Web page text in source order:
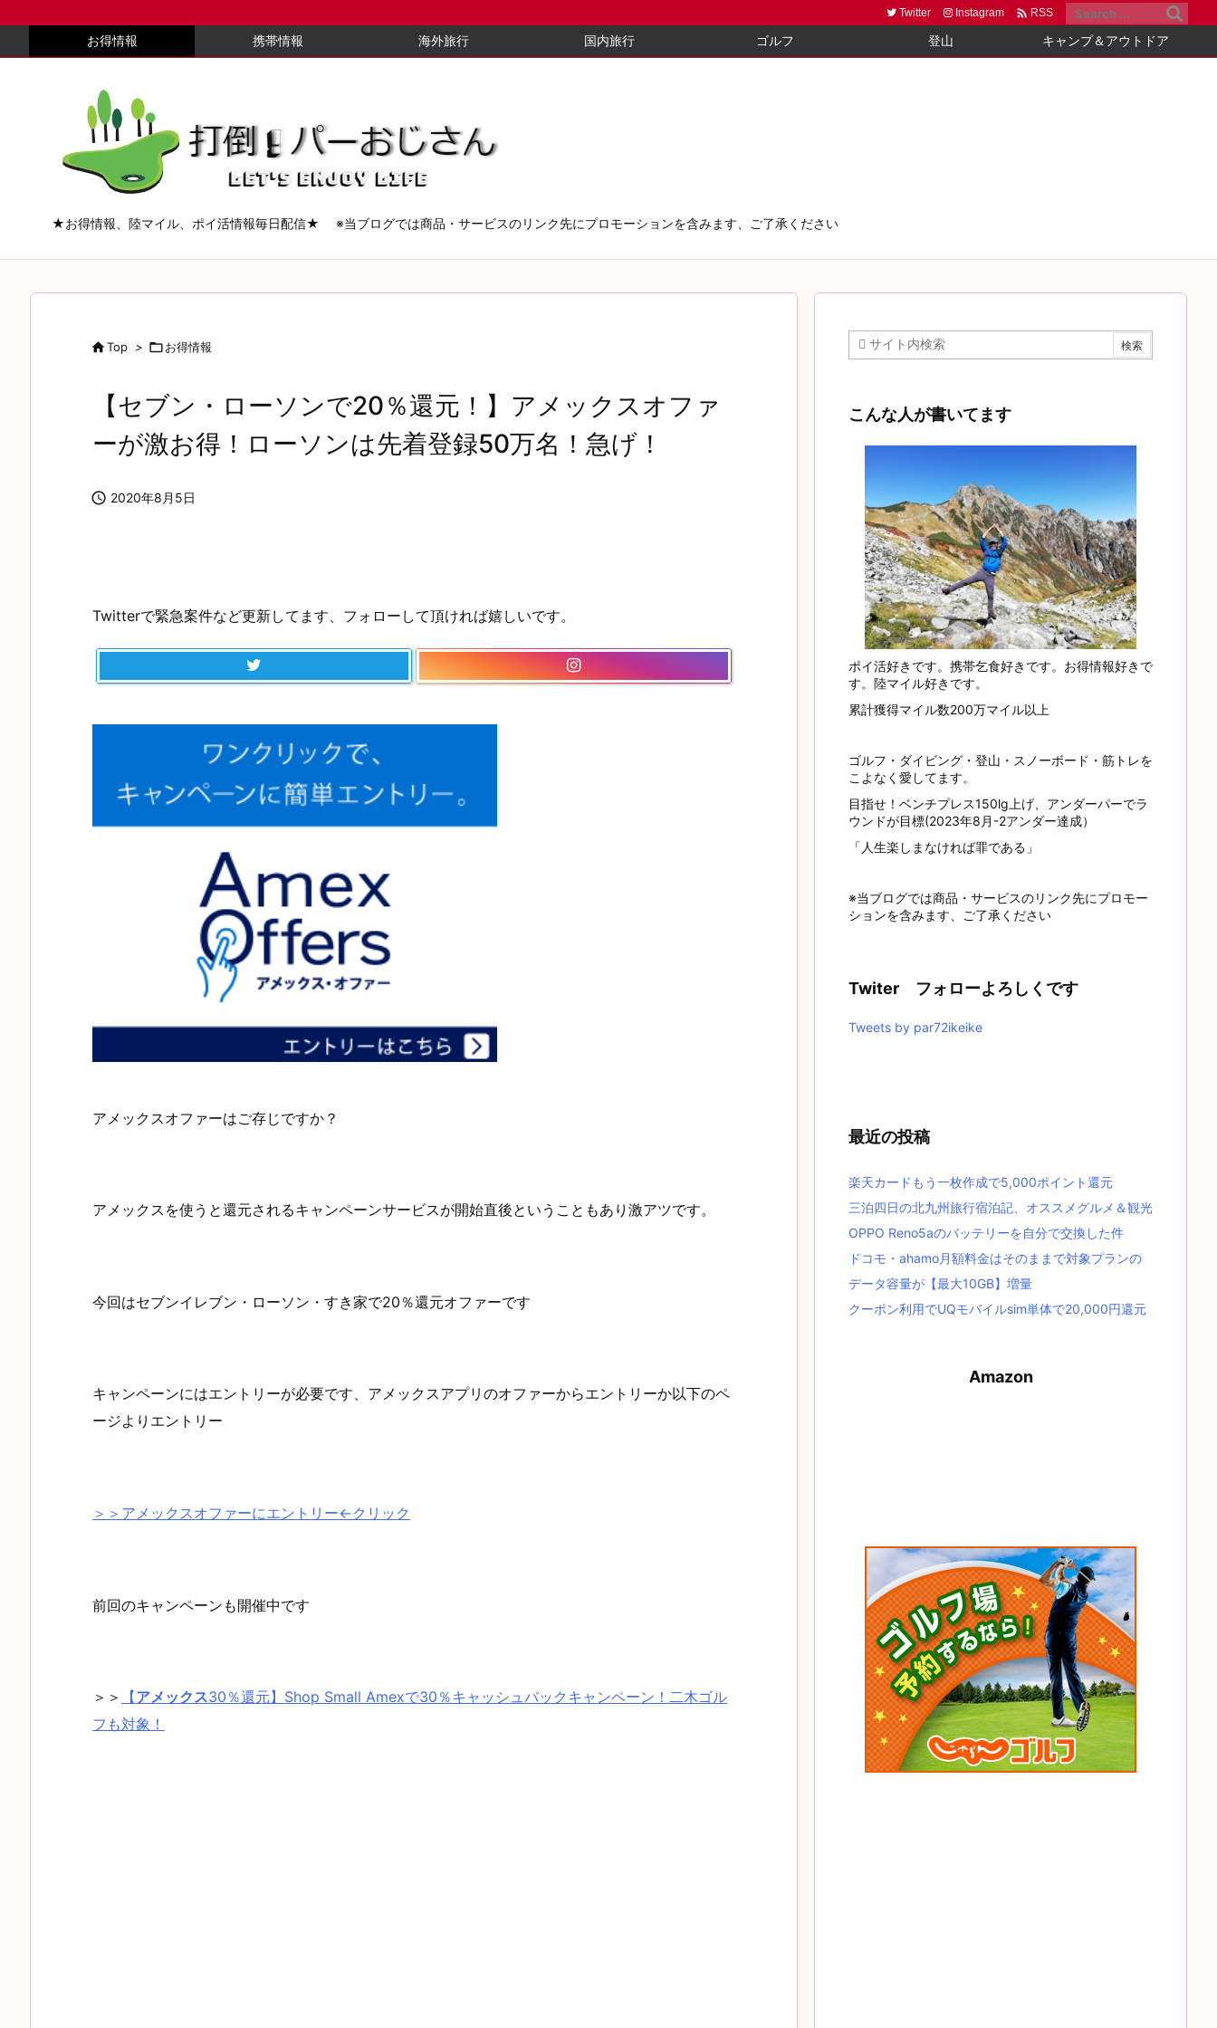
お得情報 携帯情報 海外旅行 国内旅行 ゴルフ 登山 キャンプ＆アウトドア
Twitter Instagram  RSS
★お得情報、陸マイル、ポイ活情報毎日配信★ ※当ブログでは商品・サービスのリンク先にプロモーションを含みます、ご了承ください
Top > お得情報
【セブン・ローソンで20％還元！】アメックスオファ
ーが激お得！ローソンは先着登録50万名！急げ！
 2020年8月5日
Twitterで緊急案件など更新してます、フォローして頂ければ嬉しいです。
アメックスオファーはご存じですか？
アメックスを使うと還元されるキャンペーンサービスが開始直後ということもあり激アツです。
今回はセブンイレブン・ローソン・すき家で20％還元オファーです
キャンペーンにはエントリーが必要です、アメックスアプリのオファーからエントリーか以下のペ
ージよりエントリー
＞＞アメックスオファーにエントリー←クリック
前回のキャンペーンも開催中です
＞＞ 【アメックス30％還元】Shop Small Amexで30％キャッシュバックキャンペーン！二木ゴル
フも対象！
こんな人が書いてます
ポイ活好きです。携帯乞食好きです。お得情報好きで
す。陸マイル好きです。
累計獲得マイル数200万マイル以上
ゴルフ・ダイビング・登山・スノーボード・筋トレを
こよなく愛してます。
目指せ！ベンチプレス150lg上げ、アンダーパーでラ
ウンドが目標(2023年8月-2アンダー達成）
「人生楽しまなければ罪である」
※当ブログでは商品・サービスのリンク先にプロモー
ションを含みます、ご了承ください
Twiter フォローよろしくです
Tweets by par72ikeike
最近の投稿
楽天カードもう一枚作成で5,000ポイント還元
三泊四日の北九州旅行宿泊記、オススメグルメ＆観光
OPPO Reno5aのバッテリーを自分で交換した件
ドコモ・ahamo月額料金はそのままで対象プランの
データ容量が【最大10GB】増量
クーポン利用でUQモバイルsim単体で20,000円還元
Amazon